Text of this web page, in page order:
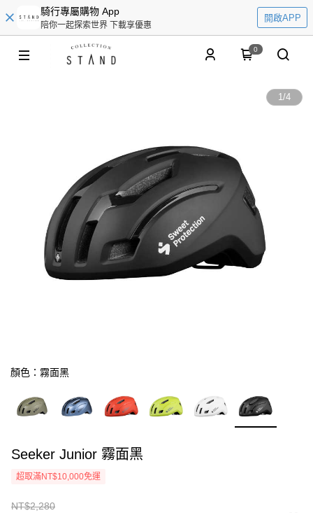
騎行專屬購物 App
陪你一起探索世界 下載享優惠
開啟APP
0
1/4
顏色：霧面黑
Seeker Junior 霧面黑
超取滿NT$10,000免運
NT$2,280